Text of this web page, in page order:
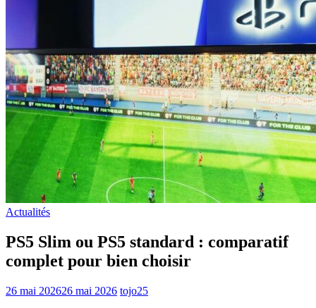
Actualités
PS5 Slim ou PS5 standard : comparatif
complet pour bien choisir
26 mai 202626 mai 2026 tojo25